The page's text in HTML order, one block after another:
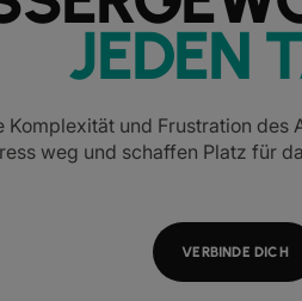
JEDEN
Komplexität und Frustration des
weg und schaffen Platz für
VERBINDE DICH